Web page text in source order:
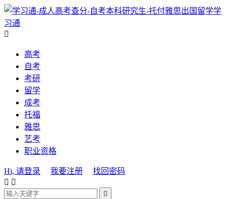
学
习通

高考
自考
考研
留学
成考
托福
雅思
艺考
职业资格
Hi, 请登录 我要注册
找回密码
 
